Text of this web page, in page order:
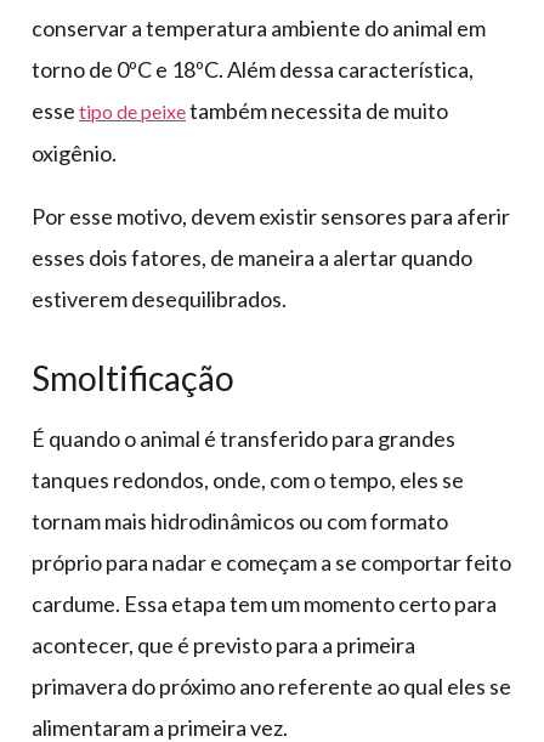
conservar a temperatura ambiente do animal em
torno de 0ºC e 18ºC. Além dessa característica,
esse tipo de peixetambém necessita de muito
oxigênio.
Por esse motivo, devem existir sensores para aferir
esses dois fatores, de maneira a alertar quando
estiverem desequilibrados.
Smoltificação
É quando o animal é transferido para grandes
tanques redondos, onde, com o tempo, eles se
tornam mais hidrodinâmicos ou com formato
próprio para nadar e começam a se comportar feito
cardume. Essa etapa tem um momento certo para
acontecer, que é previsto para a primeira
primavera do próximo ano referente ao qual eles se
alimentaram a primeira vez.